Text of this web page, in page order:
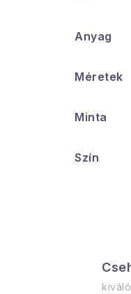
Anyag
Méretek
Minta
Szín